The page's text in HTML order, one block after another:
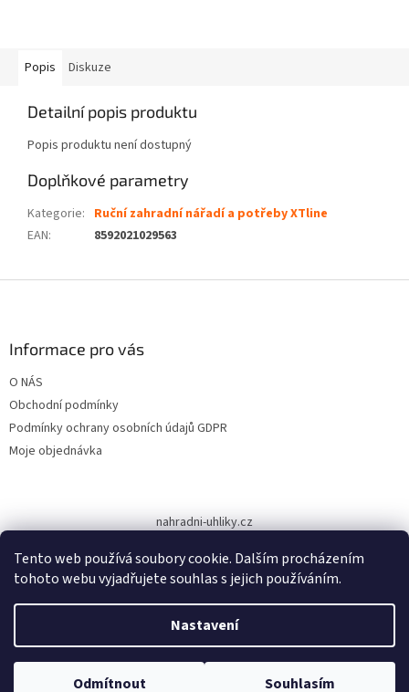
Tento web používá soubory cookie. Dalším procházením
tohoto webu vyjadřujete souhlas s jejich používáním.
Nastavení
Odmítnout Souhlasím
Popis Diskuze
Detailní popis produktu
Popis produktu není dostupný
Doplňkové parametry
Kategorie: Ruční zahradní nářadí a potřeby XTline
EAN: 8592021029563
Informace pro vás
O NÁS
Obchodní podmínky
Podmínky ochrany osobních údajů GDPR
Moje objednávka
nahradni-uhliky.cz
Copyright 2026www.dodilny.cz. Všechna práva vyhrazena.Upravit